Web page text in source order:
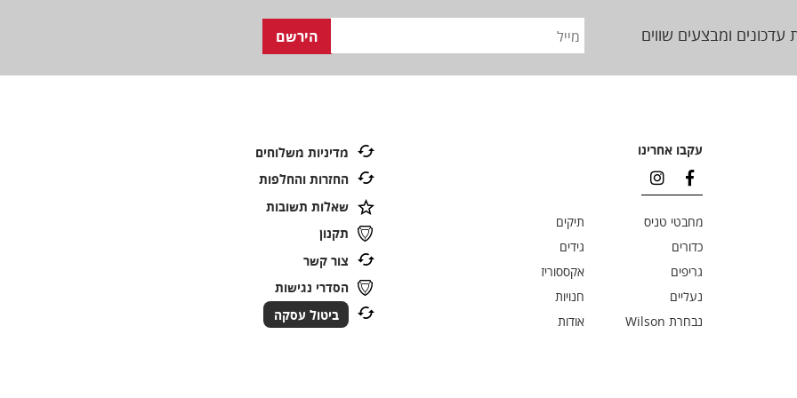
ומבצעים שווים
עקבו אחרינו
מחבטי טניס
תיקים
כדורים
גידים
גריפים
אקססוריז
נעליים
חנויות
נבחרת Wilson
אודות
מדיניות משלוחים
החזרות והחלפות
שאלות תשובות
תקנון
צור קשר
הסדרי נגישות
ביטול עסקה